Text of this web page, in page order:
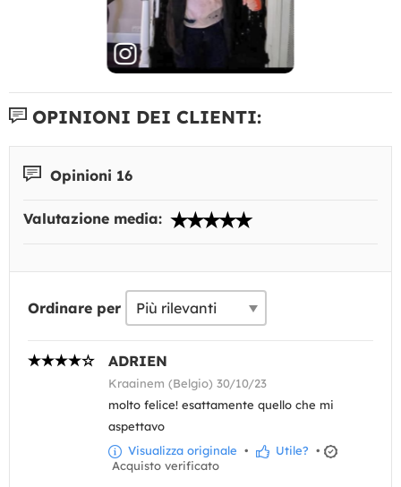
OPINIONI DEI CLIENTI:
Opinioni 16
Valutazione media:
Ordinare per
ADRIEN
Kraainem (Belgio) 30/10/23
molto felice! esattamente quello che mi
aspettavo
Visualizza originale • Utile? •
Acquisto verificato